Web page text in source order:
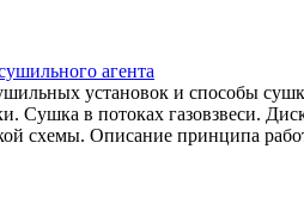
агента
установок и способы
в потоках газовзвеси.
схемы. Описание принципа